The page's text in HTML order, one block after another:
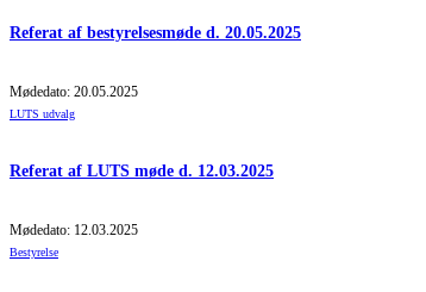
Referat af bestyrelsesmøde d. 20.05.2025
Mødedato: 20.05.2025
LUTS udvalg
Referat af LUTS møde d. 12.03.2025
Mødedato: 12.03.2025
Bestyrelse